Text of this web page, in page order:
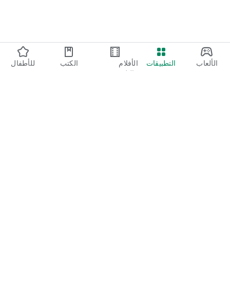
الألعاب التطبيقات
الأفلام
والتلفزيون
الكتب للأطفال